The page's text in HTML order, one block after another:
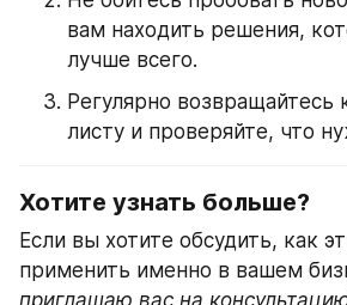
вам находить решения,
лучше всего.
Регулярно возвращайтесь
листу и проверяйте, что
Хотите узнать больше?
Если вы хотите обсудить, как
приглашаю вас на